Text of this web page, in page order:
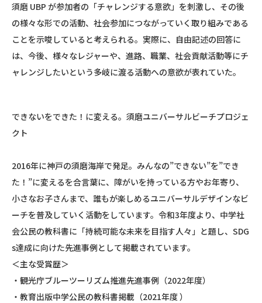
須磨 UBP が参加者の「チャレンジする意欲」を刺激し、その後
の様々な形での活動、社会参加につながっていく取り組みである
ことを示唆していると考えられる。実際に、自由記述の回答に
は、今後、様々なレジャーや、進路、職業、社会貢献活動等にチ
ャレンジしたいという多岐に渡る活動への意欲が表れていた。
できないをできた！に変える。須磨ユニバーサルビーチプロジェ
クト
2016年に神戸の須磨海岸で発足。みんなの”できない”を”でき
た！”に変えるを合言葉に、障がいを持っている方やお年寄り、
小さなお子さんまで、誰もが楽しめるユニバーサルデザインなビ
ーチを普及していく活動をしています。令和3年度より、中学社
会公民の教科書に「持続可能な未来を目指す人々」と題し、SDG
s達成に向けた先進事例として掲載されています。
＜主な受賞歴＞
・観光庁ブルーツーリズム推進先進事例（2022年度）
・教育出版中学公民の教科書掲載（2021年度 ）